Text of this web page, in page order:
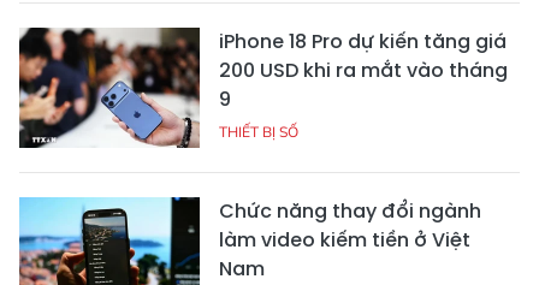
iPhone 18 Pro dự kiến tăng giá
200 USD khi ra mắt vào tháng
9
THIẾT BỊ SỐ
Chức năng thay đổi ngành
làm video kiếm tiền ở Việt
Nam